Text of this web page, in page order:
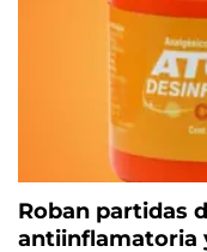
Roban partidas
antiinflamatoria